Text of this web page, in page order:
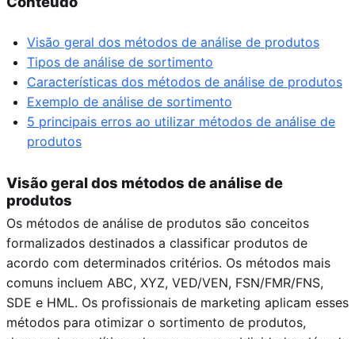
Visão geral dos métodos de análise de produtos
Tipos de análise de sortimento
Características dos métodos de análise de produtos
Exemplo de análise de sortimento
5 principais erros ao utilizar métodos de análise de
produtos
Visão geral dos métodos de análise de
produtos
Os métodos de análise de produtos são conceitos
formalizados destinados a classificar produtos de
acordo com determinados critérios. Os métodos mais
comuns incluem ABC, XYZ, VED/VEN, FSN/FMR/FNS,
SDE e HML. Os profissionais de marketing aplicam esses
métodos para otimizar o sortimento de produtos,